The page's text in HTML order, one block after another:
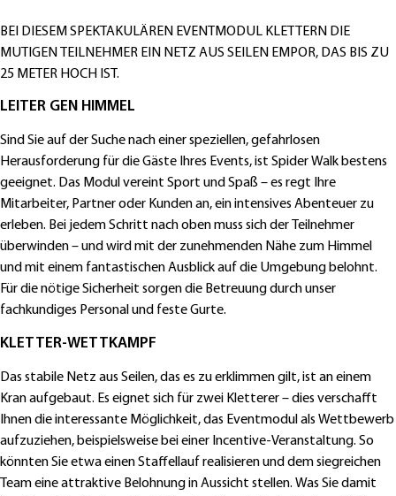
BEI DIESEM SPEKTAKULÄREN EVENTMODUL KLETTERN DIE
MUTIGEN TEILNEHMER EIN NETZ AUS SEILEN EMPOR, DAS BIS ZU
25 METER HOCH IST.
LEITER GEN HIMMEL
Sind Sie auf der Suche nach einer speziellen, gefahrlosen
Herausforderung für die Gäste Ihres Events, ist Spider Walk bestens
geeignet. Das Modul vereint Sport und Spaß – es regt Ihre
Mitarbeiter, Partner oder Kunden an, ein intensives Abenteuer zu
erleben. Bei jedem Schritt nach oben muss sich der Teilnehmer
überwinden – und wird mit der zunehmenden Nähe zum Himmel
und mit einem fantastischen Ausblick auf die Umgebung belohnt.
Für die nötige Sicherheit sorgen die Betreuung durch unser
fachkundiges Personal und feste Gurte.
KLETTER-WETTKAMPF
Das stabile Netz aus Seilen, das es zu erklimmen gilt, ist an einem
Kran aufgebaut. Es eignet sich für zwei Kletterer – dies verschafft
Ihnen die interessante Möglichkeit, das Eventmodul als Wettbewerb
aufzuziehen, beispielsweise bei einer Incentive-Veranstaltung. So
könnten Sie etwa einen Staffellauf realisieren und dem siegreichen
Team eine attraktive Belohnung in Aussicht stellen. Was Sie damit